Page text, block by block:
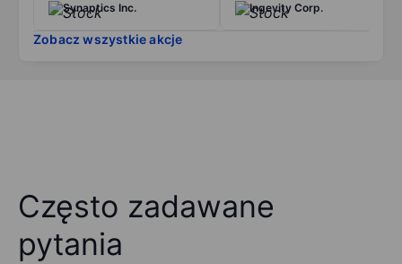
Synaptics Inc. Ingevity Corp.
Zobacz wszystkie akcje
Często zadawane
pytania